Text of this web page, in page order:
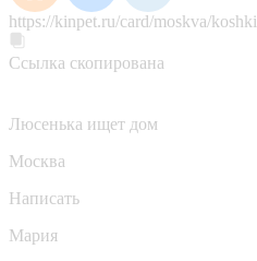
https://kinpet.ru/card/moskva/
Ссылка скопирована
Люсенька ищет дом
Москва
Написать
Мария